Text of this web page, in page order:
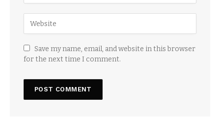
Save my name, email, and website in this browser
for the next time I comment.